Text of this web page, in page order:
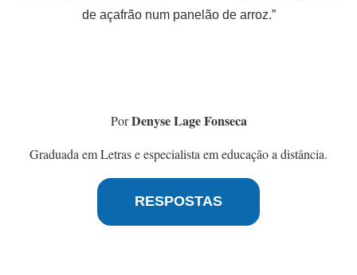
de açafrão num panelão de arroz.”
PorDenyse Lage Fonseca
Graduada em Letras e especialista em educação a distância.
RESPOSTAS